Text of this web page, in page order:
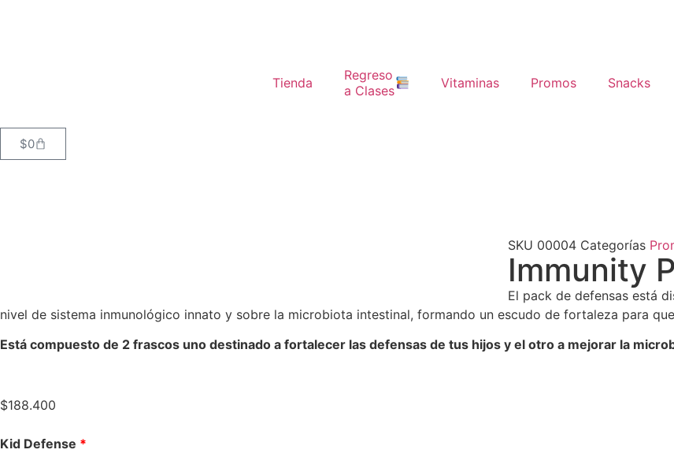
Tienda
Regreso
a Clases
Vitaminas Promos Snacks
$0
SKU 00004 Categorías
Immunity
El pack de defensas está
nivel de sistema inmunológico innato y sobre la microbiota intestinal, formando un escudo de fortaleza para
Está compuesto de 2 frascos uno destinado a fortalecer las defensas de tus hijos y el otro a mejorar la
$188.400
Kid Defense